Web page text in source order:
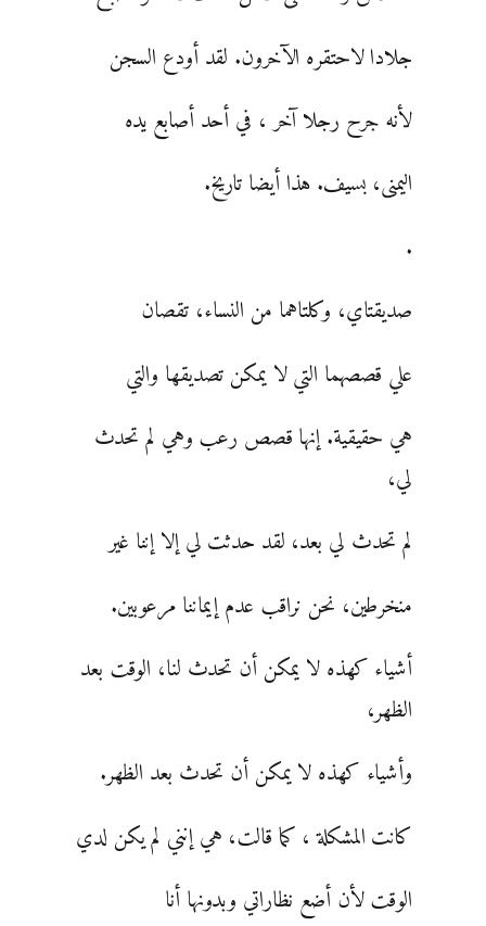
جلادا لاحتقره الآخرون. لقد أودع السجن
لأنه جرح رجلا آخر ، في أحد أصابع يده
اليمنى، بسيف. هذا أيضا تاريخ.
.
صديقتاي، وكلتاهما من النساء، تقصان
علي قصصهما التي لا يمكن تصديقها والتي
هي حقيقية. إنها قصص رعب وهي لم تحدث
لي،
لم تحدث لي بعد، لقد حدثت لي إلا إننا غير
منخرطين، نحن نراقب عدم إيماننا مرعوبين.
أشياء كهذه لا يمكن أن تحدث لنا، الوقت بعد
الظهر،
وأشياء كهذه لا يمكن أن تحدث بعد الظهر.
كانت المشكلة ، كما قالت، هي إنني لم يكن لدي
الوقت لأن أضع نظاراتي وبدونها أنا